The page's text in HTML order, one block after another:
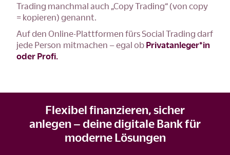
Trading manchmal auch „Copy Trading“ (von copy
= kopieren) genannt.
Auf den Online-Plattformen fürs Social Trading darf
jede Person mitmachen – egal ob Privatanleger*in
oder Profi.
Flexibel finanzieren, sicher
anlegen – deine digitale Bank für
moderne Lösungen